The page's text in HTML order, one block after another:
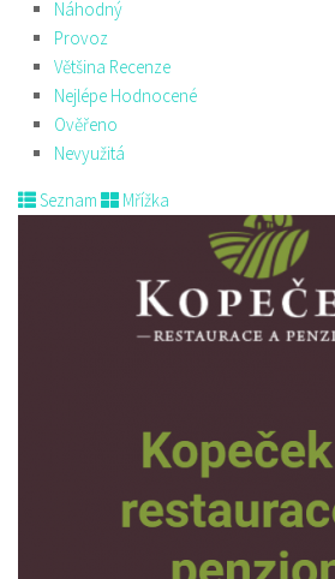
Náhodný
Provoz
Většina Recenze
Nejlépe Hodnocené
Ověřeno
Nevyužitá
Seznam Mřížka